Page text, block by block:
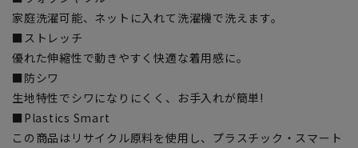
家庭洗濯可能、ネットに入れて洗濯機で洗えます。
■ストレッチ
優れた伸縮性で動きやすく快適な着用感に。
■防シワ
生地特性でシワになりにくく、お手入れが簡単!
■Plastics Smart
この商品はリサイクル原料を使用し、プラスチック・スマート